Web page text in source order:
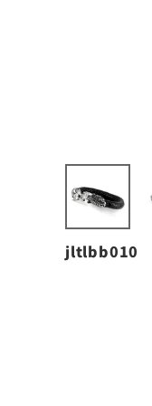
jltlbb010